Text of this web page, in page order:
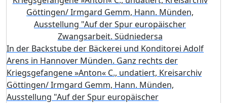
In der Backstube der Bäckerei und Konditorei Adolf
Arens in Hannover Münden. Ganz rechts der
Kriegsgefangene »Anton« C., undatiert, Kreisarchiv
Göttingen/ Irmgard Gemm, Hann. Münden,
Ausstellung "Auf der Spur europäischer